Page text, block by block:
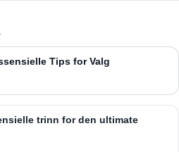
Tips for Valg
trinn for den ultimate